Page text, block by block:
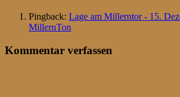
Pingback: Lage am Millerntor - 15.
MillernTon
Kommentar verfassen